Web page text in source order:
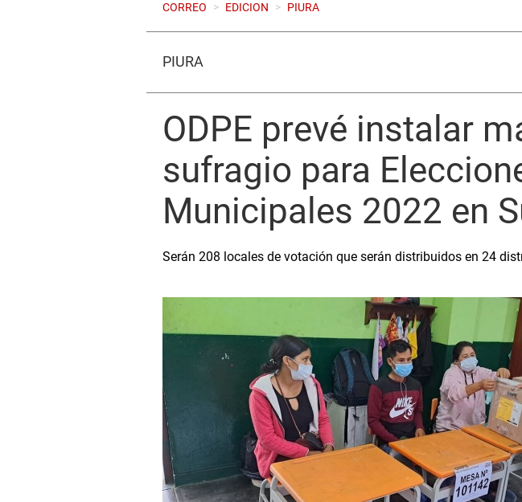
CORREO > EDICION > PIURA
PIURA
ODPE prevé instalar
sufragio para
Municipales 2022 en
Serán 208 locales de votación que serán distribuidos en 24